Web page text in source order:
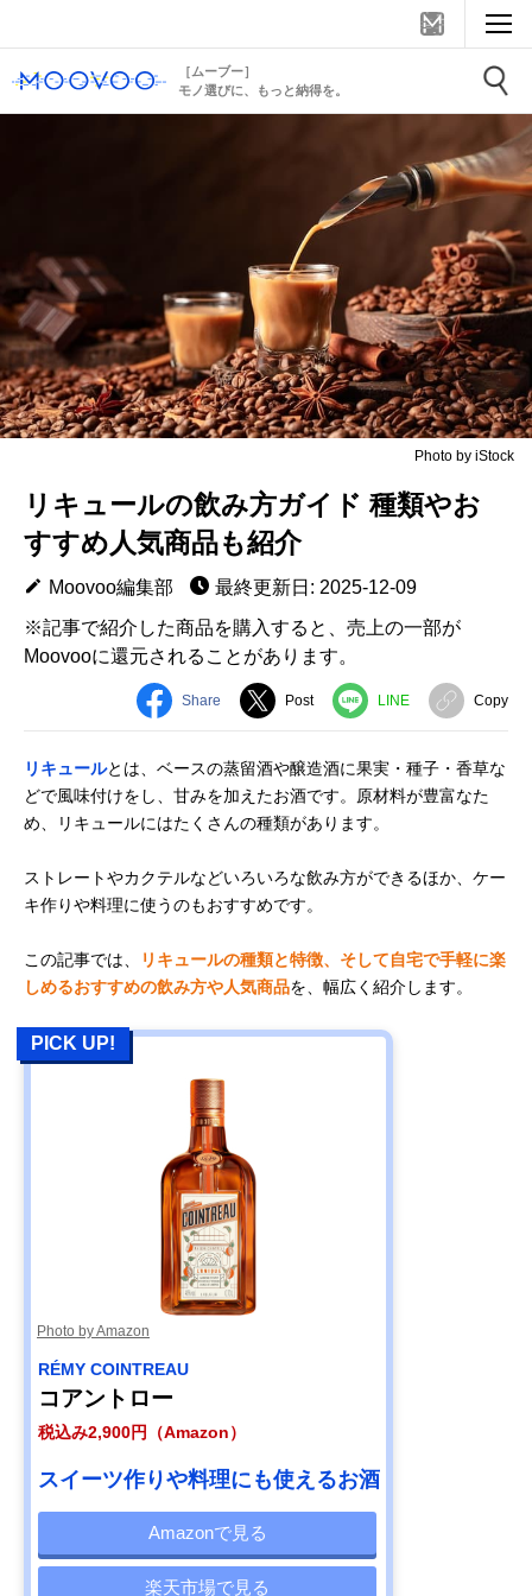
［ムーブー］
モノ選びに、もっと納得を。
Photo by iStock
リキュールの飲み方ガイド 種類やお
すすめ人気商品も紹介
Moovoo編集部
最終更新日: 2025-12-09
※記事で紹介した商品を購入すると、売上の一部が
Moovooに還元されることがあります。
Share Post LINE Copy
リキュールとは、ベースの蒸留酒や醸造酒に果実・種子・香草な
どで風味付けをし、甘みを加えたお酒です。原材料が豊富なた
め、リキュールにはたくさんの種類があります。
ストレートやカクテルなどいろいろな飲み方ができるほか、ケー
キ作りや料理に使うのもおすすめです。
この記事では、
リキュールの種類と特徴、そして自宅で手軽に楽
しめるおすすめの飲み方や人気商品を、幅広く紹介します。
PICK UP!
Photo by Amazon
RÉMY COINTREAU
コアントロー
税込み2,900円（Amazon）
スイーツ作りや料理にも使えるお酒
Amazonで見る
楽天市場で見る